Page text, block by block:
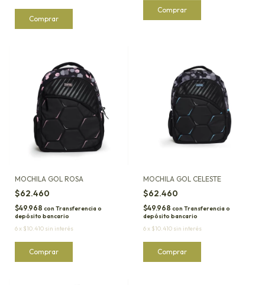
MOCHILA GOL ROSA
$62.460
$49.968 con Transferencia o
depósito bancario
6x $10.410 sin interés
MOCHILA GOL CELESTE
$62.460
$49.968 con Transferencia o
depósito bancario
6x $10.410 sin interés